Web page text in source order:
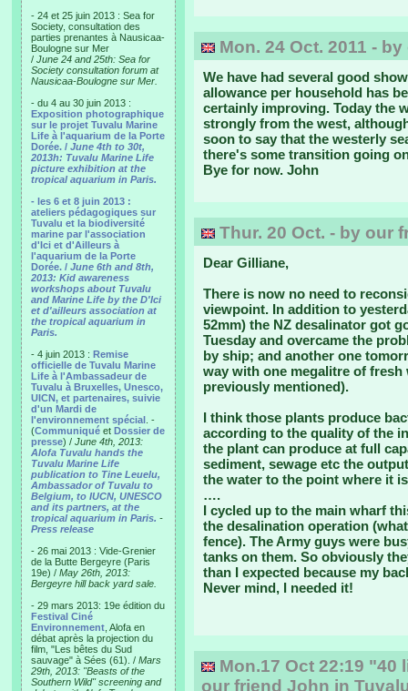
- 24 et 25 juin 2013 : Sea for
Society, consultation des
parties prenantes à Nausicaa-
Boulogne sur Mer
/ June 24 and 25th: Sea for
Society consultation forum at
Nausicaa-Boulogne sur Mer.
- du 4 au 30 juin 2013 :
Exposition photographique
sur le projet Tuvalu Marine
Life à l'aquarium de la Porte
Dorée. / June 4th to 30t,
2013h: Tuvalu Marine Life
picture exhibition at the
tropical aquarium in Paris.
- les 6 et 8 juin 2013 :
ateliers pédagogiques sur
Tuvalu et la biodiversité
marine par l'association
d'Ici et d'Ailleurs à
l'aquarium de la Porte
Dorée. / June 6th and 8th,
2013: Kid awareness
workshops about Tuvalu
and Marine Life by the D'Ici
et d'ailleurs association at
the tropical aquarium in
Paris.
- 4 juin 2013 : Remise
officielle de Tuvalu Marine
Life à l'Ambassadeur de
Tuvalu à Bruxelles, Unesco,
UICN, et partenaires, suivie
d'un Mardi de
l'environnement spécial . -
(Communiqué et Dossier de
presse) / June 4th, 2013:
Alofa Tuvalu hands the
Tuvalu Marine Life
publication to Tine Leuelu,
Ambassador of Tuvalu to
Belgium, to IUCN, UNESCO
and its partners, at the
tropical aquarium in Paris. -
Press release
- 26 mai 2013 : Vide-Grenier
de la Butte Bergeyre (Paris
19e) / May 26th, 2013:
Bergeyre hill back yard sale.
- 29 mars 2013: 19e édition du
Festival Ciné
Environnement , Alofa en
débat après la projection du
film, "Les bêtes du Sud
sauvage" à Sées (61). / Mars
29th, 2013: "Beasts of the
Southern Wild" screening and
Mon. 24 Oct. 2011 -
We have had several good
allowance per household has
certainly improving. Today the
strongly from the west,
soon to say that the westerly
there's some transition going
Bye for now. John
Thur. 20 Oct. - by our
Dear Gilliane,
There is now no need to
viewpoint. In addition to
52mm) the NZ desalinator got
Tuesday and overcame the
by ship; and another one
way with one megalitre of
previously mentioned).
I think those plants produce
according to the quality of the
the plant can produce at full
sediment, sewage etc the
the water to the point where it
….
I cycled up to the main wharf
the desalination operation
fence). The Army guys were
tanks on them. So obviously
than I expected because my
Never mind, I needed it!
Mon.17 Oct 22:19
our friend John in